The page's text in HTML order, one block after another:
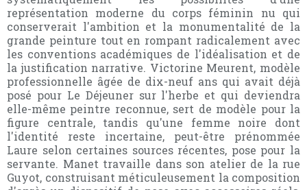
représentation moderne du corps féminin nu qui
conserverait l'ambition et la monumentalité de la
grande peinture tout en rompant radicalement avec
les conventions académiques de l'idéalisation et de
la justification narrative. Victorine Meurent, modèle
professionnelle âgée de dix-neuf ans qui avait déjà
posé pour Le Déjeuner sur l'herbe et qui deviendra
elle-même peintre reconnue, sert de modèle pour la
figure centrale, tandis qu'une femme noire dont
l'identité reste incertaine, peut-être prénommée
Laure selon certaines sources récentes, pose pour la
servante. Manet travaille dans son atelier de la rue
Guyot, construisant méticuleusement la composition